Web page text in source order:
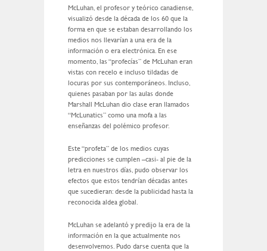
McLuhan, el profesor y teórico canadiense,
visualizó desde la década de los 60 que la
forma en que se estaban desarrollando los
medios nos llevarían a una era de la
información o era electrónica. En ese
momento, las “profecías” de McLuhan eran
vistas con recelo e incluso tildadas de
locuras por sus contemporáneos. Incluso,
quienes pasaban por las aulas donde
Marshall McLuhan dio clase eran llamados
“McLunatics” como una mofa a las
enseñanzas del polémico profesor.
Este “profeta” de los medios cuyas
predicciones se cumplen –casi- al pie de la
letra en nuestros días, pudo observar los
efectos que estos tendrían décadas antes
que sucedieran: desde la publicidad hasta la
reconocida aldea global.
McLuhan se adelantó y predijo la era de la
información en la que actualmente nos
desenvolvemos. Pudo darse cuenta que la